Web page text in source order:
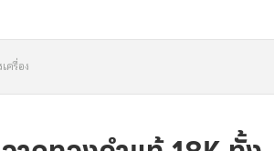
ครื่อง